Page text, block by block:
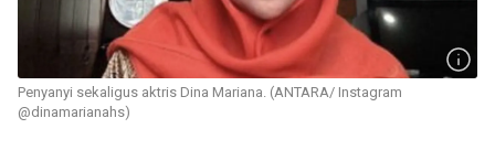
Penyanyi sekaligus aktris Dina Mariana. (ANTARA/ Instagram
@dinamarianahs)